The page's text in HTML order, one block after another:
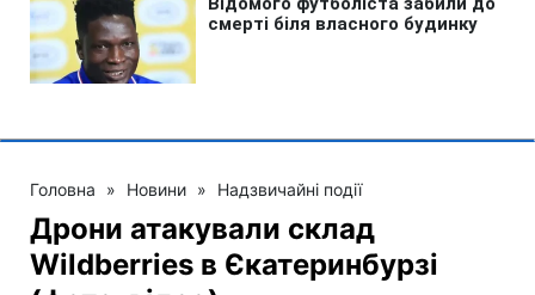
Головна » Новини » Надзвичайні події
Дрони атакували склад
Wildberries в Єкатеринбурзі